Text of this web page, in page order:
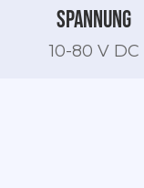
Spannung
10-80 V DC